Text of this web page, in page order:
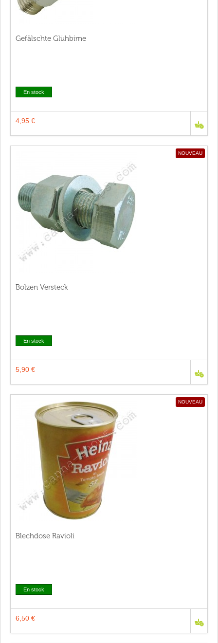
Gefälschte Glühbirne
En stock
4,95 €
NOUVEAU
Bolzen Versteck
En stock
5,90 €
NOUVEAU
Blechdose Ravioli
En stock
6,50 €